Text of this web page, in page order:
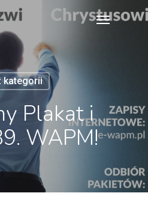
Menu
kategorii
Plakat i
WAPM!